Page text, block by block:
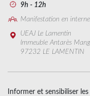
9h - 12h
Manifestation en interne
UEAJ Le Lamentin
Immeuble Antarès
97232 LE LAMENTIN
Informer et sensibiliser